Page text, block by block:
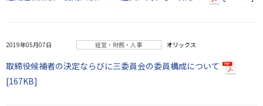
2019年05月07日 経営・財務・人事 オリックス
取締役候補者の決定ならびに三委員会の委員構成について
[167KB]